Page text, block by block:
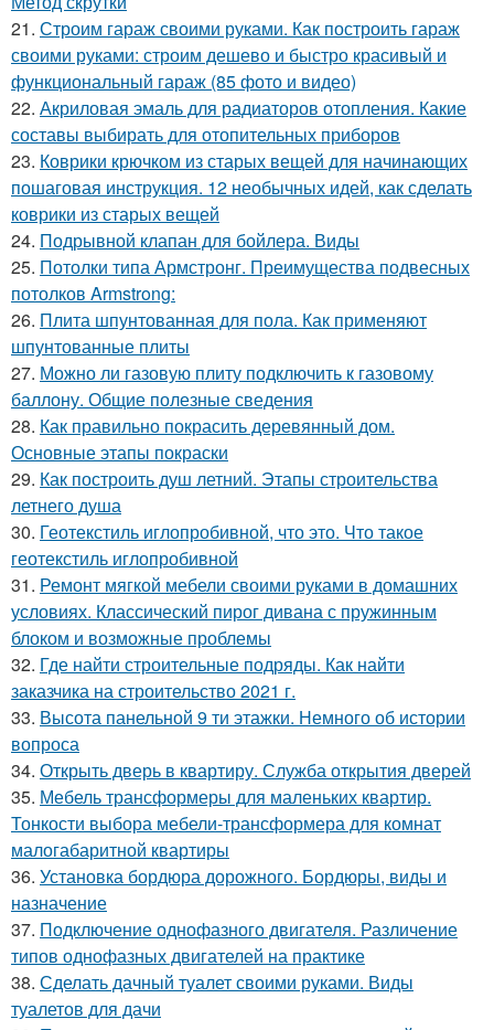
21. Строим гараж своими руками. Как построить гараж
своими руками: строим дешево и быстро красивый и
функциональный гараж (85 фото и видео)
22. Акриловая эмаль для радиаторов отопления. Какие
составы выбирать для отопительных приборов
23. Коврики крючком из старых вещей для начинающих
пошаговая инструкция. 12 необычных идей, как сделать
коврики из старых вещей
24. Подрывной клапан для бойлера. Виды
25. Потолки типа Армстронг. Преимущества подвесных
потолков Armstrong:
26. Плита шпунтованная для пола. Как применяют
шпунтованные плиты
27. Можно ли газовую плиту подключить к газовому
баллону. Общие полезные сведения
28. Как правильно покрасить деревянный дом.
Основные этапы покраски
29. Как построить душ летний. Этапы строительства
летнего душа
30. Геотекстиль иглопробивной, что это. Что такое
геотекстиль иглопробивной
31. Ремонт мягкой мебели своими руками в домашних
условиях. Классический пирог дивана с пружинным
блоком и возможные проблемы
32. Где найти строительные подряды. Как найти
заказчика на строительство 2021 г.
33. Высота панельной 9 ти этажки. Немного об истории
вопроса
34. Открыть дверь в квартиру. Служба открытия дверей
35. Мебель трансформеры для маленьких квартир.
Тонкости выбора мебели-трансформера для комнат
малогабаритной квартиры
36. Установка бордюра дорожного. Бордюры, виды и
назначение
37. Подключение однофазного двигателя. Различение
типов однофазных двигателей на практике
38. Сделать дачный туалет своими руками. Виды
туалетов для дачи